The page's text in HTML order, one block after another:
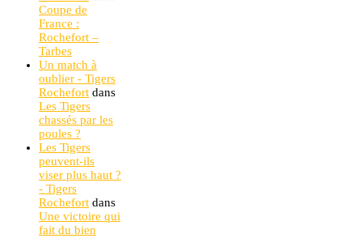
Coupe de
France :
Rochefort –
Tarbes
Un match à
oublier - Tigers
Rochefort dans
Les Tigers
chassés par les
poules ?
Les Tigers
peuvent-ils
viser plus haut ?
- Tigers
Rochefort dans
Une victoire qui
fait du bien